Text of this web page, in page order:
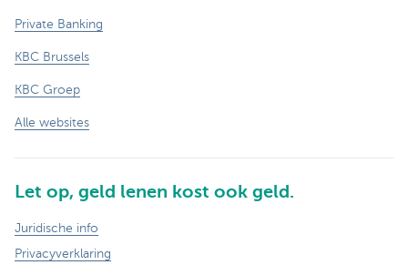
Private Banking
KBC Brussels
KBC Groep
Alle websites
Let op, geld lenen kost ook geld.
Juridische info
Privacyverklaring